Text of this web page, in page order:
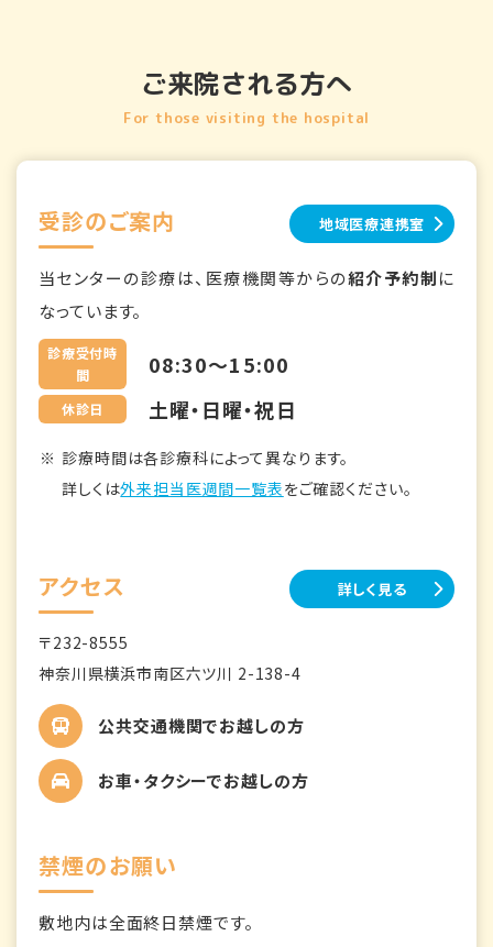
ご来院される方へ
For those visiting the hospital
受診のご案内 地域医療連携室
当センターの診療は、医療機関等からの紹介予約制に
なっています。
診療受付時
間
08:30～15:00
休診日 土曜・日曜・祝日
診療時間は各診療科によって異なります。
詳しくは外来担当医週間一覧表をご確認ください。
アクセス 詳しく見る
〒232-8555
神奈川県横浜市南区六ツ川 2-138-4
公共交通機関でお越しの方
お車・タクシーでお越しの方
禁煙のお願い
敷地内は全面終日禁煙です。